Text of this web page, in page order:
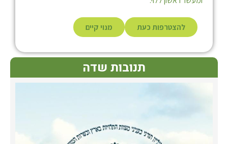
להצטרפות כעת מנוי קיים
תנובות שדה